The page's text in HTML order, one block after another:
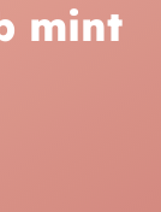
mint